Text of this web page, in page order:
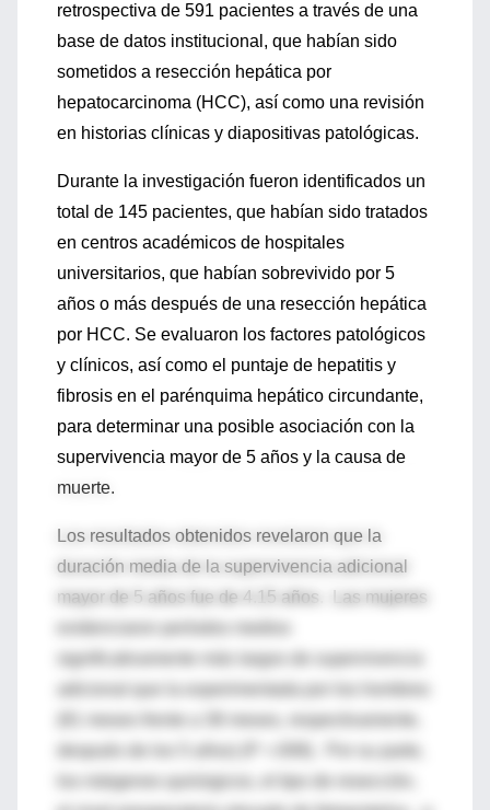
retrospectiva de 591 pacientes a través de una
base de datos institucional, que habían sido
sometidos a resección hepática por
hepatocarcinoma (HCC), así como una revisión
en historias clínicas y diapositivas patológicas.
Durante la investigación fueron identificados un
total de 145 pacientes, que habían sido tratados
en centros académicos de hospitales
universitarios, que habían sobrevivido por 5
años o más después de una resección hepática
por HCC. Se evaluaron los factores patológicos
y clínicos, así como el puntaje de hepatitis y
fibrosis en el parénquima hepático circundante,
para determinar una posible asociación con la
supervivencia mayor de 5 años y la causa de
muerte.
Los resultados obtenidos revelaron que la
duración media de la supervivencia adicional
mayor de 5 años fue de 4.15 años. Las mujeres
significativamente más largos de supervivencia
los márgenes quirúrgicos, el tipo de resección,